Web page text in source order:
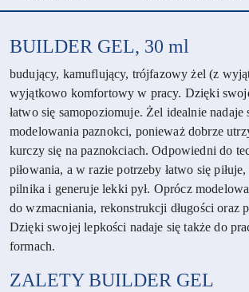
BUILDER GEL, 30 ml
budujący, kamuflujący, trójfazowy żel (z
wyjątkowo komfortowy w pracy. Dzięki
łatwo się samopoziomuje. Żel idealnie nadaje
modelowania paznokci, ponieważ dobrze
kurczy się na paznokciach. Odpowiedni do
piłowania, a w razie potrzeby łatwo się
pilnika i generuje lekki pył. Oprócz
do wzmacniania, rekonstrukcji długości oraz
Dzięki swojej lepkości nadaje się także do
formach.
ZALETYBUILDER GEL